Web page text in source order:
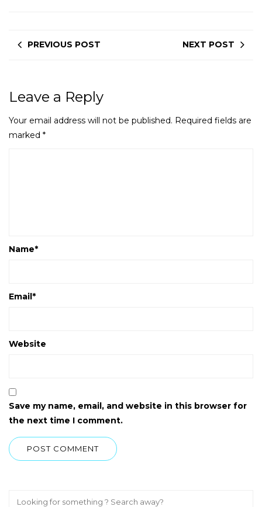
PREVIOUS POST NEXT POST
Leave a Reply
Your email address will not be published. Required fields are
marked *
Name*
Email*
Website
Save my name, email, and website in this browser for
the next time I comment.